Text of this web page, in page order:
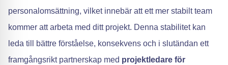
personalomsättning, vilket innebär att ett mer stabilt team
kommer att arbeta med ditt projekt. Denna stabilitet kan
leda till bättre förståelse, konsekvens och i slutändan ett
framgångsrikt partnerskap med projektledare för